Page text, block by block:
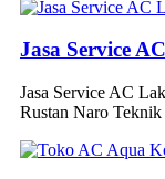
Jasa Service
Jasa Service AC
Rustan Naro